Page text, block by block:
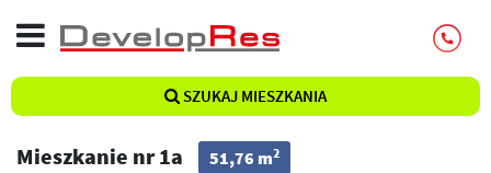
SZUKAJ MIESZKANIA
Mieszkanie nr 1a 51,76 m2